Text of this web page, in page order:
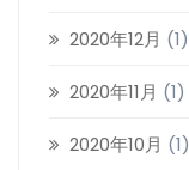
2020年12月 (1)
2020年11月 (1)
2020年10月 (1)